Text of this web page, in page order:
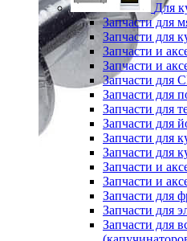
Для
Запчасти для
Запчасти для
Запчасти и
Запчасти и
Запчасти для
Запчасти для
Запчасти для
Запчасти для
Запчасти для
Запчасти для
Запчасти и
Запчасти и
Запчасти для
Запчасти для
Запчасти для